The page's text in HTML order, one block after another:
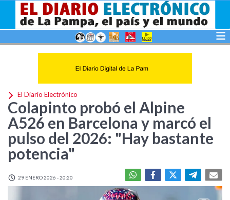
El Diario Electrónico
Colapinto probó el Alpine
A526 en Barcelona y marcó el
pulso del 2026: "Hay bastante
potencia"
29 ENERO 2026 - 20:20